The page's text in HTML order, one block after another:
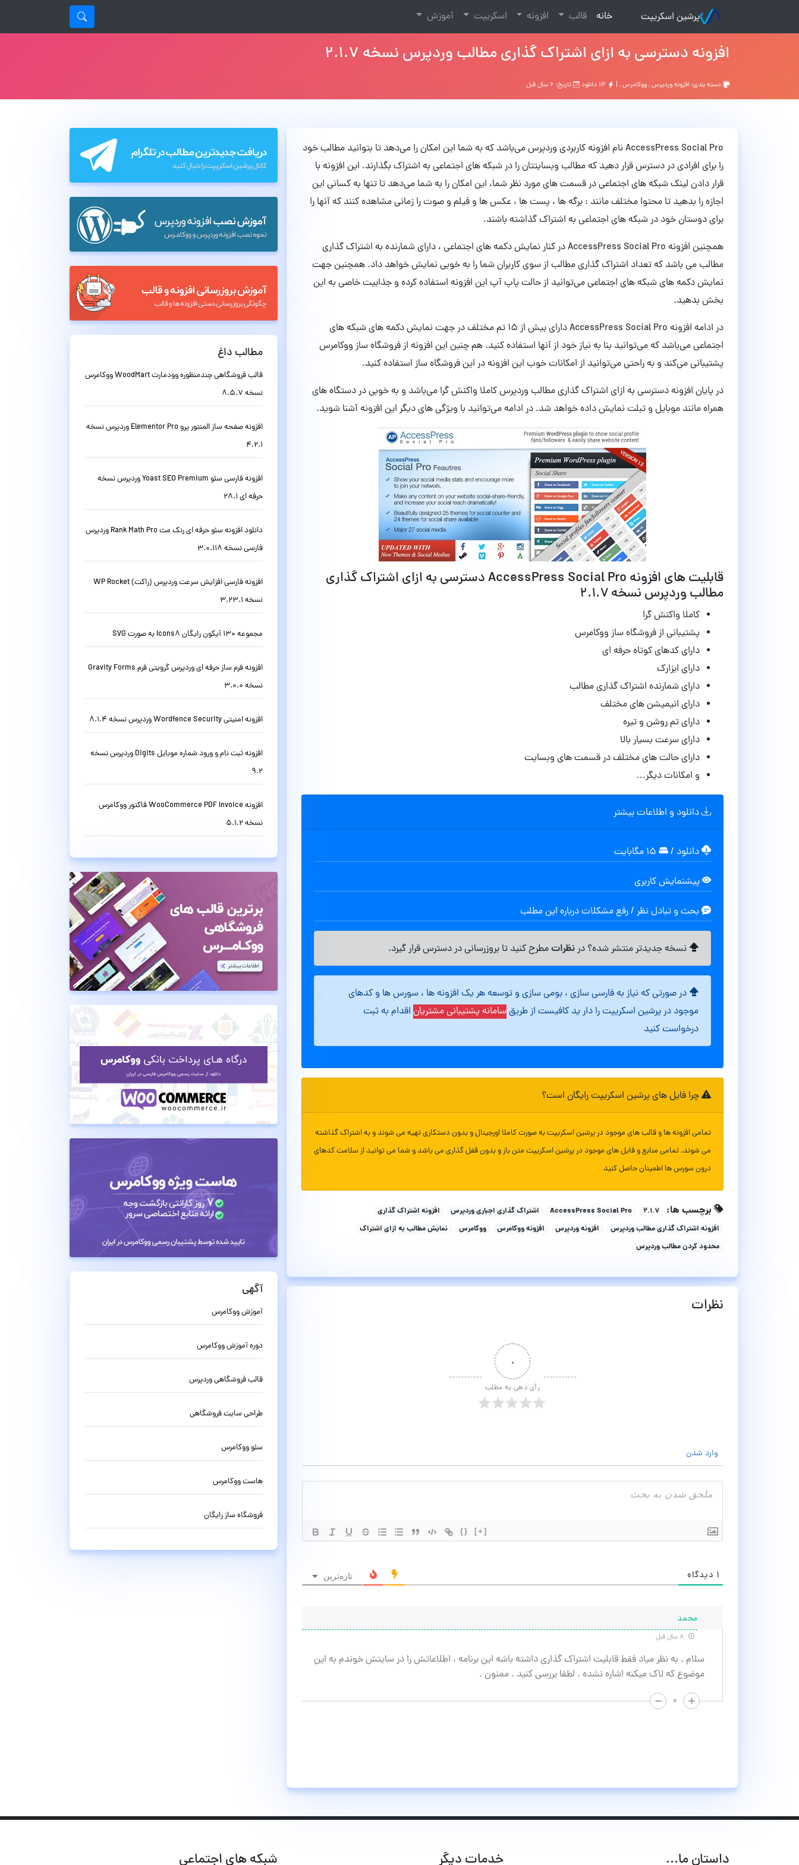
پرشین اسکریپت خانه
(current) قالب افزونه اسکریپت آموزش
افزونه دسترسی به ازای اشتراک گذاری مطالب وردپرس نسخه ۲.۱.۷
دسته بندی: افزونه وردپرس,ووکامرس, | تاریخ: ۶ سال قبل
AccessPress Social Pro نام افزونه کاربردی وردپرس می‌باشد که به شما این امکان را می‌دهد تا بتوانید مطالب خود
را برای افرادی در دسترس قرار دهید که مطالب وبسایتتان را در شبکه های اجتماعی به اشتراک بگذارند. این افزونه با
قرار دادن لینک شبکه های اجتماعی در قسمت های مورد نظر شما، این امکان را به شما می‌دهد تا تنها به کسانی این
اجازه را بدهید تا محتوا مختلف مانند : برگه ها ، پست ها ، عکس ها و فیلم و صوت را زمانی مشاهده کنند که آنها را
برای دوستان خود در شبکه های اجتماعی به اشتراک گذاشته باشند.
همچنین افزونه AccessPress Social Pro در کنار نمایش دکمه های اجتماعی ، دارای شمارنده به اشتراک گذاری
مطالب می ‌باشد که تعداد اشتراک گذاری مطالب از سوی کاربران شما را به خوبی نمایش خواهد داد. همچنین جهت
نمایش دکمه های شبکه های اجتماعی می‌توانید از حالت پاپ آپ این افزونه استفاده کرده و جذابیت خاصی به این
بخش بدهید.
در ادامه افزونه AccessPress Social Pro دارای بیش از 15 تم مختلف در جهت نمایش دکمه های شبکه های
اجتماعی می‌باشد که می‌توانید بنا به نیاز خود از آنها استفاده کنید. هم چنین این افزونه از فروشگاه ساز ووکامرس
پشتیبانی می‌کند و به راحتی می‌توانید از امکانات خوب این افزونه در این فروشگاه ساز استفاده کنید.
در پایان افزونه دسترسی به ازای اشتراک گذاری مطالب وردپرس کاملا واکنش گرا می‌باشد و به خوبی در دستگاه های
همراه مانند موبایل و تبلت نمایش داده خواهد شد. در ادامه می‌توانید با ویژگی های دیگر این افزونه آشنا شوید.
قابلیت های افزونه AccessPress Social Pro دسترسی به ازای اشتراک گذاری
مطالب وردپرس نسخه 2.1.7
کاملا واکنش گرا
پشتیبانی از فروشگاه ساز ووکامرس
دارای کدهای کوتاه حرفه ای
دارای ابزارک
دارای شمارنده اشتراک گذاری مطالب
دارای انیمیشن های مختلف
دارای تم روشن و تیره
دارای سرعت بسیار بالا
دارای حالت های مختلف در قسمت های وبسایت
و امکانات دیگر…
دانلود و اطلاعات بیشتر
دانلود /
پیشنمایش کاربری
بحث و تبادل نظر / رفع مشکلات درباره این مطلب
نسخه جدیدتر منتشر شده؟ درنظراتمطرح کنید تا بروزرسانی در دسترس قرار گیرد.
در صورتی که نیاز به فارسی سازی ، بومی سازی و توسعه هر یک افزونه ها ، سورس ها و کدهای
موجود در پرشین اسکریپت را دار ید کافیست از طریقسامانه پشتیبانی مشتریان اقدام به ثبت
درخواست کنید
چرا فایل های پرشین اسکریپت رایگان است؟
تمامی افزونه ها و قالب های موجود در پرشین اسکریپت به صورت کاملا اورجینال و بدون دستکاری تهیه می شوند و به اشتراک گذاشته
می شوند. تمامی منابع و فایل های موجود در پرشین اسکریپت متن باز و بدون قفل گذاری می باشد و شما می توانید از سلامت کدهای
درون سورس ها اطمینان حاصل کنید
برچسب ها: ۲.۱.۷ AccessPress Social Pro اشتراک گذاری اجباری وردپرس
افزونه اشتراک گذاری
افزونه اشتراک گذاری مطالب وردپرس
افزونه وردپرس افزونه ووکامرس ووکامرس
نمایش مطالب به ازای اشتراک
محدود کردن مطالب وردپرس
نظرات
۰
رأی دهی به مطلب
وارد شدن
{} [+]
۱ دیدگاه تازه‌ترین
محمد
سلام . به نظر میاد فقط قابلیت اشتراک گذاری داشته باشه این برنامه ، اطلاعاتش را در سایتش خوندم به این
موضوع که لاک میکنه اشاره نشده . لطفا بررسی کنید . ممنون .
۰
مطالب داغ
قالب فروشگاهی چندمنظوره وودمارت WoodMart ووکامرس
نسخه 8.5.7
افزونه صفحه ساز المنتور پرو Elementor Pro وردپرس نسخه
4.2.1
افزونه فارسی سئو Yoast SEO Premium وردپرس نسخه
حرفه ای 28.1
دانلود افزونه سئو حرفه ای رنک مث Rank Math Pro وردپرس
فارسی نسخه 3.0.118
افزونه فارسی افزایش سرعت وردپرس (راکت) WP Rocket
نسخه 3.23.1
مجموعه 130 آیکون رایگان Icons8 به صورت SVG
افزونه فرم ساز حرفه ای وردپرس گرویتی فرم Gravity Forms
نسخه 3.0.0
افزونه امنیتی Wordfence Security وردپرس نسخه 8.1.4
افزونه ثبت نام و ورود شماره موبایل Digits وردپرس نسخه
9.2
افزونه WooCommerce PDF Invoice فاکتور ووکامرس
نسخه 5.1.2
آگهی
آموزش ووکامرس
دوره آموزش ووکامرس
قالب فروشگاهی وردپرس
طراحی سایت فروشگاهی
سئو ووکامرس
هاست ووکامرس
فروشگاه ساز رایگان
داستان ما... خدمات دیگر شبکه های اجتماعی